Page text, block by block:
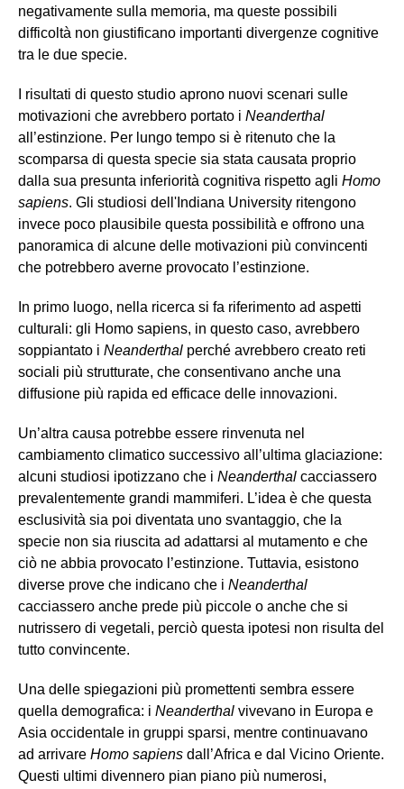
negativamente sulla memoria, ma queste possibili
difficoltà non giustificano importanti divergenze cognitive
tra le due specie.
I risultati di questo studio aprono nuovi scenari sulle
motivazioni che avrebbero portato i Neanderthal
all’estinzione. Per lungo tempo si è ritenuto che la
scomparsa di questa specie sia stata causata proprio
dalla sua presunta inferiorità cognitiva rispetto agli Homo
sapiens. Gli studiosi dell'Indiana University ritengono
invece poco plausibile questa possibilità e offrono una
panoramica di alcune delle motivazioni più convincenti
che potrebbero averne provocato l’estinzione.
In primo luogo, nella ricerca si fa riferimento ad aspetti
culturali: gli Homo sapiens, in questo caso, avrebbero
soppiantato i Neanderthal perché avrebbero creato reti
sociali più strutturate, che consentivano anche una
diffusione più rapida ed efficace delle innovazioni.
Un’altra causa potrebbe essere rinvenuta nel
cambiamento climatico successivo all’ultima glaciazione:
alcuni studiosi ipotizzano che i Neanderthal cacciassero
prevalentemente grandi mammiferi. L’idea è che questa
esclusività sia poi diventata uno svantaggio, che la
specie non sia riuscita ad adattarsi al mutamento e che
ciò ne abbia provocato l’estinzione. Tuttavia, esistono
diverse prove che indicano che i Neanderthal
cacciassero anche prede più piccole o anche che si
nutrissero di vegetali, perciò questa ipotesi non risulta del
tutto convincente.
Una delle spiegazioni più promettenti sembra essere
quella demografica: i Neanderthal vivevano in Europa e
Asia occidentale in gruppi sparsi, mentre continuavano
ad arrivare Homo sapiens dall’Africa e dal Vicino Oriente.
Questi ultimi divennero pian piano più numerosi,